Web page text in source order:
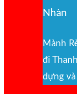
Nhàn
Mành
đi
dựng